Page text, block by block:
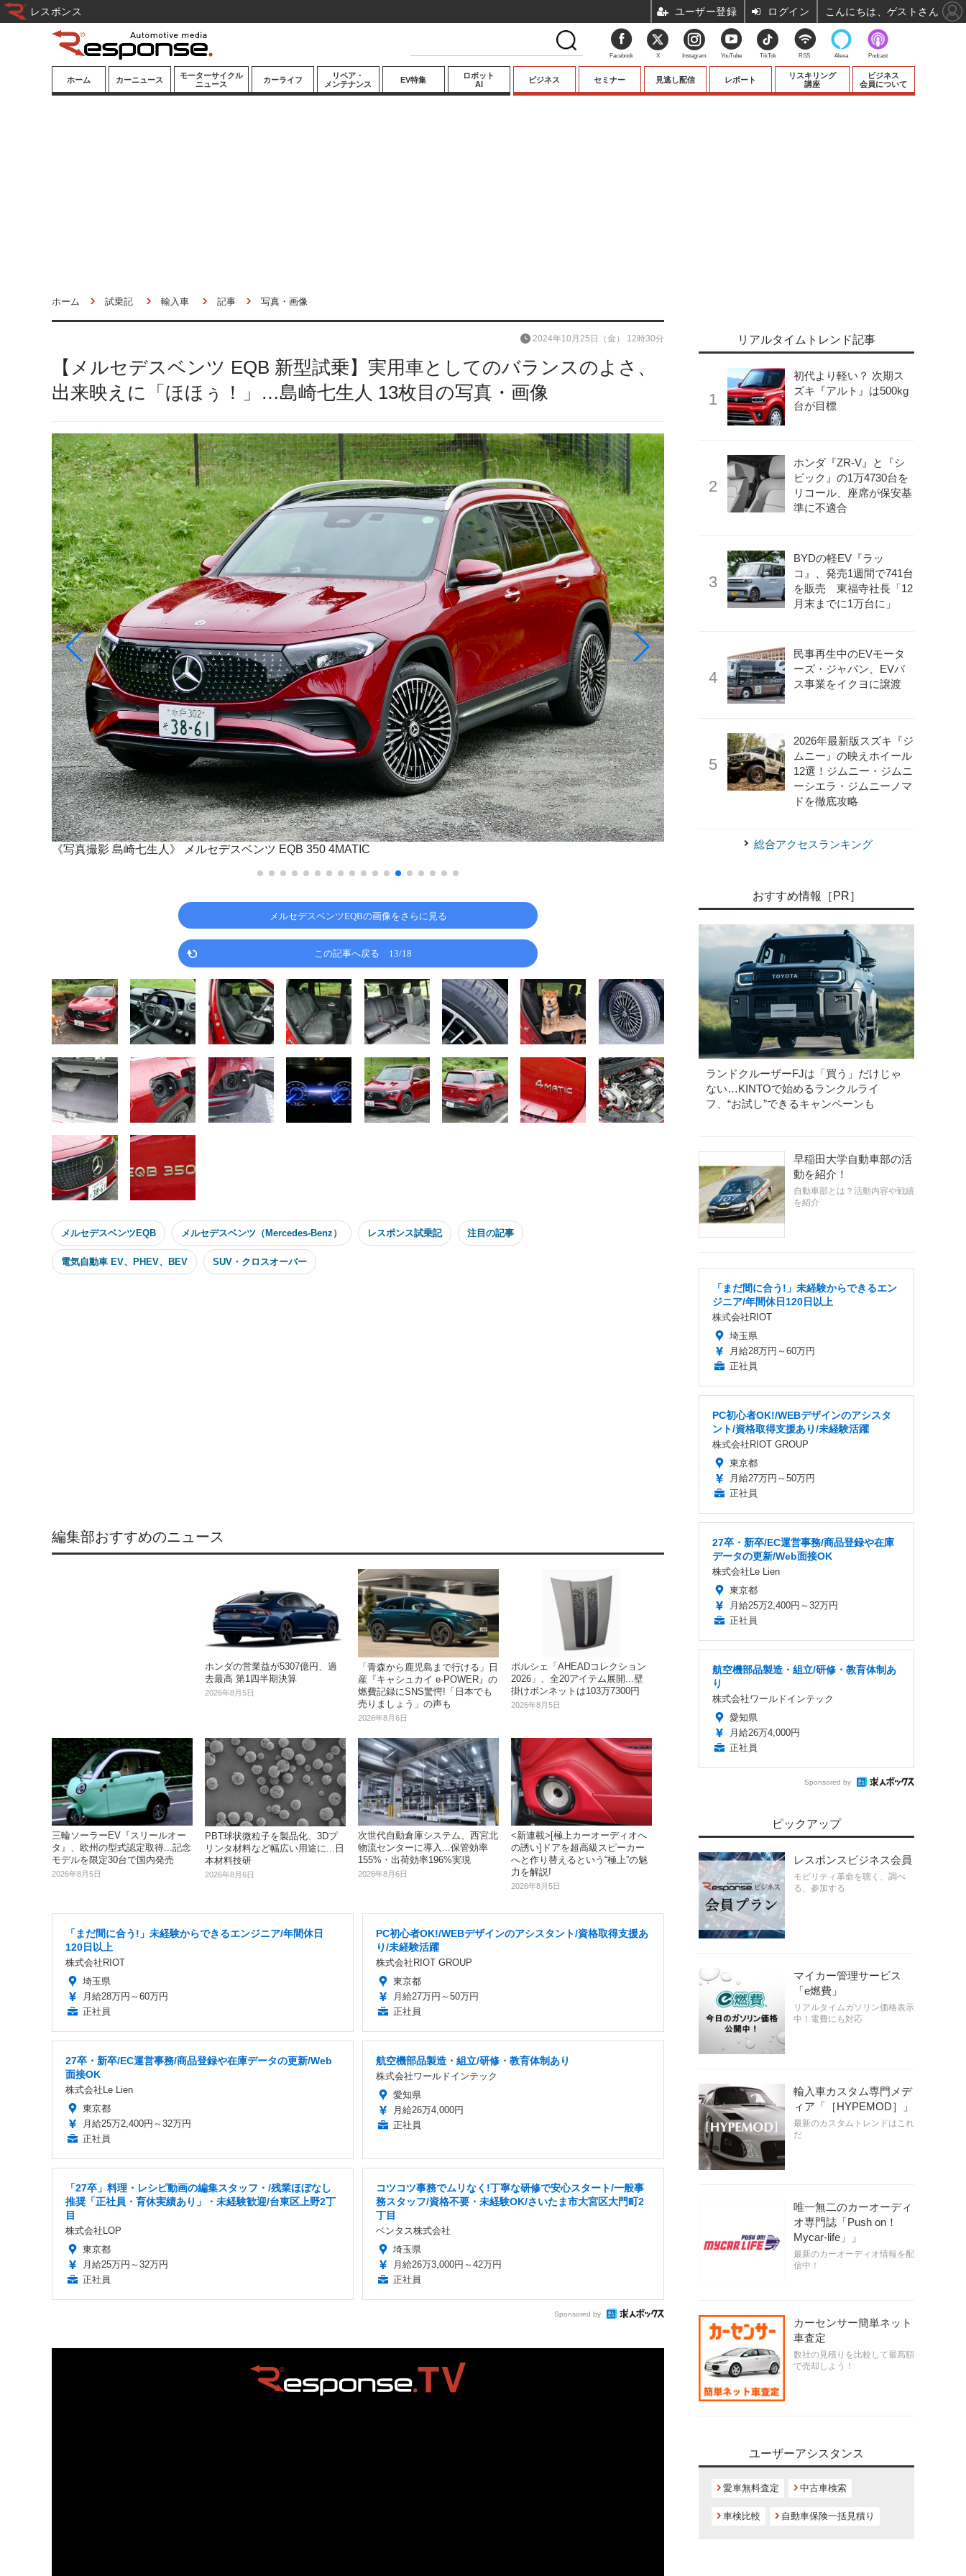
ホーム カーニュース
モーターサイクル
ニュース
カーライフ
リペア・
メンテナンス
EV特集
ロボット
AI
ビジネス セミナー 見逃し配信 レポート
リスキリング
講座
ビジネス
会員について
ホーム 試乗記 輸入車 記事 写真・画像
【メルセデスベンツ EQB 新型試乗】実用車としてのバランスのよさ、
出来映えに「ほほぅ！」…島崎七生人 13枚目の写真・画像
2024年10月25日（金） 12時30分
《写真撮影 島崎七生人》 メルセデスベンツ EQB 350 4MATIC 《写真撮影 島崎七生人》 メルセデスベンツ EQB 350
メルセデスベンツEQBの画像をさらに見る
この記事へ戻る 13/18
メルセデスベンツEQB メルセデスベンツ（Mercedes-Benz） レスポンス試乗記 注目の記事
電気自動車 EV、PHEV、BEV SUV・クロスオーバー
編集部おすすめのニュース
ホンダの営業益が5307億円、過
去最高 第1四半期決算
2026年8月5日
「青森から鹿児島まで行ける」日
産『キャシュカイ e-POWER』の
燃費記録にSNS驚愕!「日本でも
売りましょう」の声も
2026年8月6日
ポルシェ「AHEADコレクション
2026」、全20アイテム展開...壁
掛けボンネットは103万7300円
2026年8月5日
三輪ソーラーEV『スリールオー
タ』、欧州の型式認定取得...記念
モデルを限定30台で国内発売
2026年8月5日
PBT球状微粒子を製品化、3Dプ
リンタ材料など幅広い用途に...日
本材料技研
2026年8月6日
次世代自動倉庫システム、西宮北
物流センターに導入...保管効率
155%・出荷効率196%実現
2026年8月6日
<新連載>[極上カーオーディオへ
の誘い]ドアを超高級スピーカー
へと作り替えるという“極上”の魅
力を解説!
2026年8月5日
「まだ間に合う!」未経験からできるエンジニア/年間休日
120日以上
株式会社RIOT
埼玉県
月給28万円～60万円
正社員
PC初心者OK!/WEBデザインのアシスタント/資格取得支援あ
り/未経験活躍
株式会社RIOT GROUP
東京都
月給27万円～50万円
正社員
27卒・新卒/EC運営事務/商品登録や在庫データの更新/Web
面接OK
株式会社Le Lien
東京都
月給25万2,400円～32万円
正社員
航空機部品製造・組立/研修・教育体制あり
株式会社ワールドインテック
愛知県
月給26万4,000円
正社員
「27卒」料理・レシピ動画の編集スタッフ・/残業ほぼなし
推奨「正社員・育休実績あり」・未経験歓迎/台東区上野2丁
目
株式会社LOP
東京都
月給25万円～32万円
正社員
コツコツ事務でムリなく!丁寧な研修で安心スタート/一般事
務スタッフ/資格不要・未経験OK/さいたま市大宮区大門町2
丁目
ベンタス株式会社
埼玉県
月給26万3,000円～42万円
正社員
Sponsored by
リアルタイムトレンド記事
初代より軽い？ 次期ス
ズキ『アルト』は500kg
台が目標
ホンダ『ZR-V』と『シ
ビック』の1万4730台を
リコール、座席が保安基
準に不適合
BYDの軽EV『ラッ
コ』、発売1週間で741台
を販売 東福寺社長「12
月末までに1万台に」
民事再生中のEVモータ
ーズ・ジャパン、EVバ
ス事業をイクヨに譲渡
2026年最新版スズキ『ジ
ムニー』の映えホイール
12選！ジムニー・ジムニ
ーシエラ・ジムニーノマ
ドを徹底攻略
総合アクセスランキング
おすすめ情報［PR］
ランドクルーザーFJは「買う」だけじゃ
ない…KINTOで始めるランクルライ
フ、“お試し”できるキャンペーンも
早稲田大学自動車部の活
動を紹介！
自動車部とは？活動内容や戦績
を紹介
「まだ間に合う!」未経験からできるエン
ジニア/年間休日120日以上
株式会社RIOT
埼玉県
月給28万円～60万円
正社員
PC初心者OK!/WEBデザインのアシスタ
ント/資格取得支援あり/未経験活躍
株式会社RIOT GROUP
東京都
月給27万円～50万円
正社員
27卒・新卒/EC運営事務/商品登録や在庫
データの更新/Web面接OK
株式会社Le Lien
東京都
月給25万2,400円～32万円
正社員
航空機部品製造・組立/研修・教育体制あ
り
株式会社ワールドインテック
愛知県
月給26万4,000円
正社員
Sponsored by
ピックアップ
レスポンスビジネス会員
モビリティ革命を聴く、調べ
る、参加する
マイカー管理サービス
「e燃費」
リアルタイムガソリン価格表示
中！電費にも対応
輸入車カスタム専門メデ
ィア「［HYPEMOD］」
最新のカスタムトレンドはこれ
だ
唯一無二のカーオーディ
オ専門誌「Push on！
Mycar-life」」
最新のカーオーディオ情報を配
信中！
カーセンサー簡単ネット
車査定
数社の見積りを比較して最高額
で売却しよう！
ユーザーアシスタンス
愛車無料査定 中古車検索
車検比較 自動車保険一括見積り
Facebook X Instagram YouTube TikTok RSS Alexa Podcast
レスポンス ユーザー登録 ログイン こんにちは、ゲストさん